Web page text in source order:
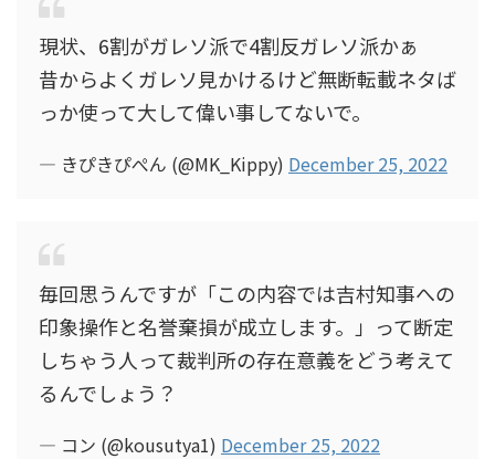
現状、6割がガレソ派で4割反ガレソ派かぁ
昔からよくガレソ見かけるけど無断転載ネタば
っか使って大して偉い事してないで。
— きぴきぴぺん (@MK_Kippy) December 25, 2022
毎回思うんですが「この内容では吉村知事への
印象操作と名誉棄損が成立します。」って断定
しちゃう人って裁判所の存在意義をどう考えて
るんでしょう？
— コン (@kousutya1) December 25, 2022